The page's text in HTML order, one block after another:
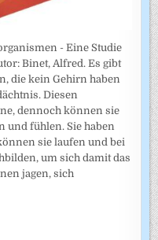
- Eine Studie
Binet, Alfred. Es gibt
die kein Gehirn haben
Diesen
dennoch können sie
und fühlen. Sie haben
sie laufen und bei
um sich damit das
jagen, sich